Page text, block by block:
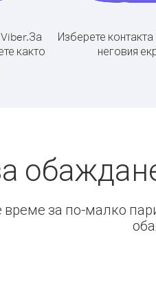
За
както
Изберете
неговия
за по-малко